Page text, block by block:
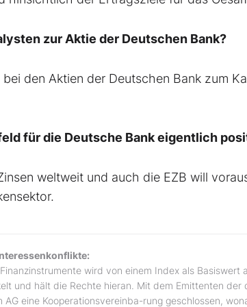
zur Aktie der Deutschen Bank?
den Aktien der Deutschen Bank zum
für die Deutsche Bank eigentlich
weltweit und auch die EZB will
wird von einem Index als Basiswert
und hält die Rechte hieran. Mit dem Emittenten der
AG eine Kooperationsvereinba-rung geschlossen,